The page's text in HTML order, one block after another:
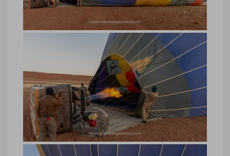
Ange Ostré
Namibie, vol ballon ou montgolfière
au-dessus du désert du Namib
Namibie, vol ballon ou montgolfière au-
dessus du désert du Namib © Marie-
Ange Ostré